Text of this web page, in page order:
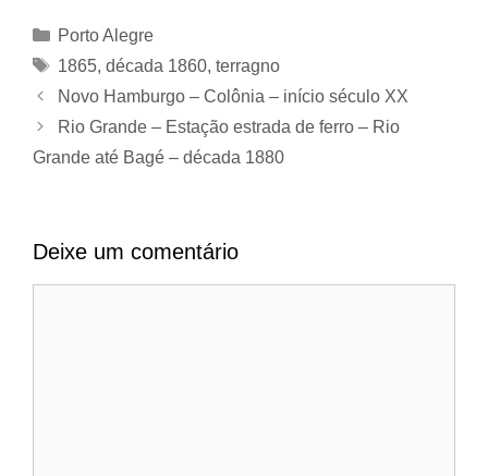
Categorias
Porto Alegre
Tags
1865, década 1860, terragno
Novo Hamburgo – Colônia – início século XX
Rio Grande – Estação estrada de ferro – Rio
Grande até Bagé – década 1880
Deixe um comentário